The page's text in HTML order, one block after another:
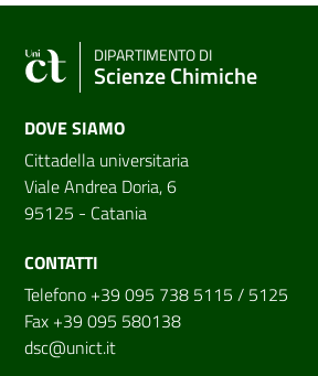
DIPARTIMENTO DI
Scienze Chimiche
DOVE SIAMO
Cittadella universitaria
Viale Andrea Doria, 6
95125 - Catania
CONTATTI
Telefono +39 095 738 5115 / 5125
Fax +39 095 580138
dsc@unict.it